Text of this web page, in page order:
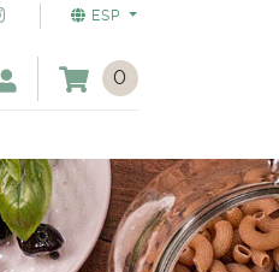
ESP
0